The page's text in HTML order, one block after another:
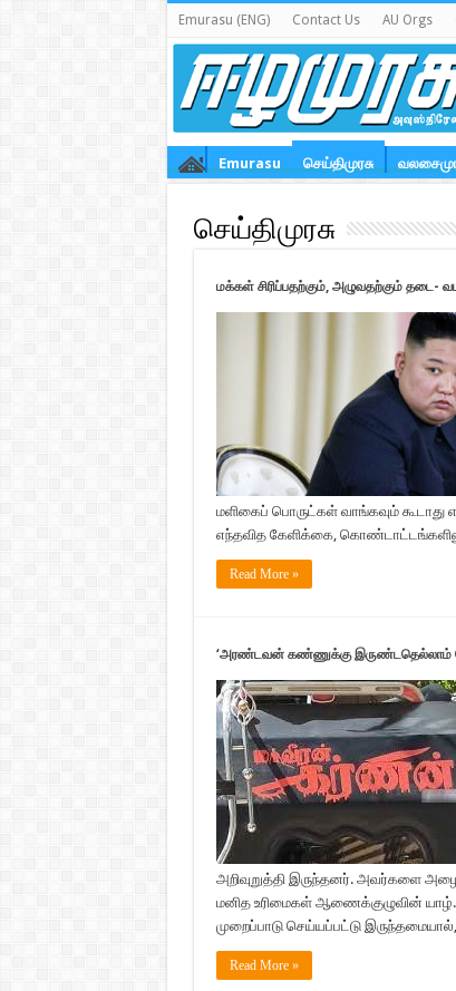
Emurasu (ENG) Contact Us AU Orgs
Emurasu செய்திமுரசு
செய்திமுரசு
மக்கள் சிரிப்பதற்கும், அழுவதற்கும் தடை-
மளிகைப் பொருட்கள் வாங்கவும்
எந்தவித கேளிக்கை,
Read More »
‘அரண்டவன் கண்ணுக்கு இருண்டதெல்லாம்
அறிவுறுத்தி இருந்தனர். அவர்களை
மனித உரிமைகள் ஆணைக்குழுவின் யாழ்.
முறைப்பாடு செய்யப்பட்டு
Read More »